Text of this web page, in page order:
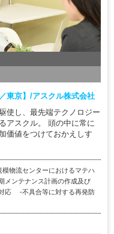
東京】/アスクル株式会社
使し、最先端テクノロジー
アスクル。 頭の中に常に
価値をつけておかえしす
物流センターにおけるマテハ
ンテナンス計画の作成及び
応 -不具合等に対する再発防